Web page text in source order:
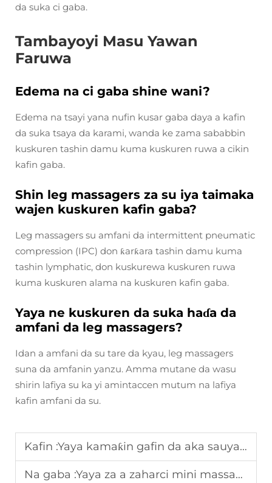
da suka ci gaba.
Tambayoyi Masu Yawan
Faruwa
Edema na ci gaba shine wani?
Edema na tsayi yana nufin kusar gaba daya a kafin
da suka tsaya da karami, wanda ke zama sababbin
kuskuren tashin damu kuma kuskuren ruwa a cikin
kafin gaba.
Shin leg massagers za su iya taimaka
wajen kuskuren kafin gaba?
Leg massagers su amfani da intermittent pneumatic
compression (IPC) don ƙarƙara tashin damu kuma
tashin lymphatic, don kuskurewa kuskuren ruwa
kuma kuskuren alama na kuskuren kafin gaba.
Yaya ne kuskuren da suka haɗa da
amfani da leg massagers?
Idan a amfani da su tare da kyau, leg massagers
suna da amfanin yanzu. Amma mutane da wasu
shirin lafiya su ka yi amintaccen mutum na lafiya
kafin amfani da su.
Kafin :Yaya kamaƙin gafin da aka sauya harshen hankali taƙawa tsaro mai aiki?
Na gaba :Yaya za a zaharci mini massager mai ƙarami?